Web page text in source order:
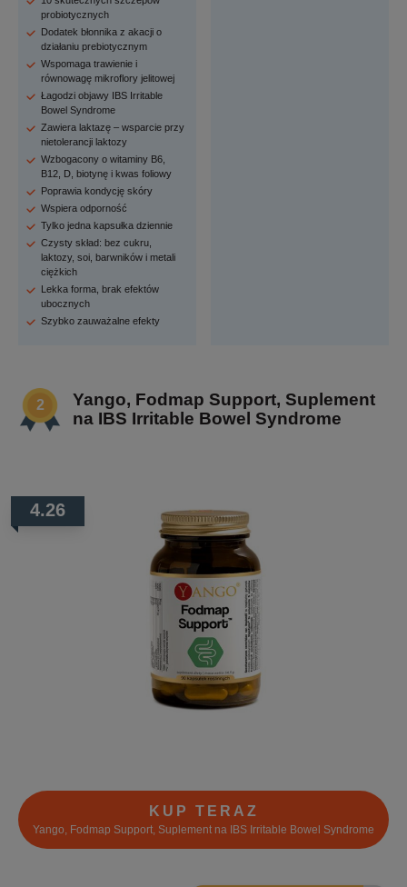
probiotycznych
Dodatek błonnika z akacji o
działaniu prebiotycznym
Wspomaga trawienie i
równowagę mikroflory jelitowej
Łagodzi objawy IBS Irritable
Bowel Syndrome
Zawiera laktazę – wsparcie przy
nietolerancji laktozy
Wzbogacony o witaminy B6,
B12, D, biotynę i kwas foliowy
Poprawia kondycję skóry
Wspiera odporność
Tylko jedna kapsułka dziennie
Czysty skład: bez cukru,
laktozy, soi, barwników i metali
ciężkich
Lekka forma, brak efektów
ubocznych
Szybko zauważalne efekty
Yango, Fodmap Support, Suplement
na IBS Irritable Bowel Syndrome
4.26
KUP TERAZ
Yango, Fodmap Support, Suplement na IBS Irritable Bowel Syndrome